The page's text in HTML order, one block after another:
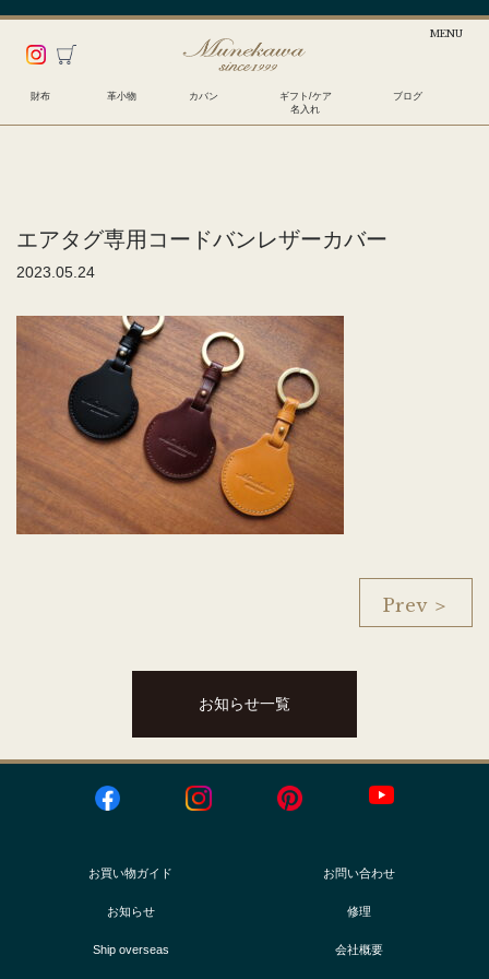
財布 革小物 カバン
ギフト/ケア
名入れ
ブログ
エアタグ専用コードバンレザーカバー
2023.05.24
Prev ＞
お知らせ一覧
お買い物ガイド お問い合わせ
お知らせ 修理
Ship overseas 会社概要